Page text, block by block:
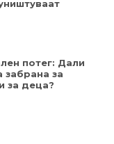
потег: Дали
забрана за
за деца?